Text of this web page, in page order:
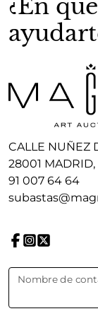
¿En
CALLE NUÑEZ
28001 MADRID,
91 007 64 64
Nombre de